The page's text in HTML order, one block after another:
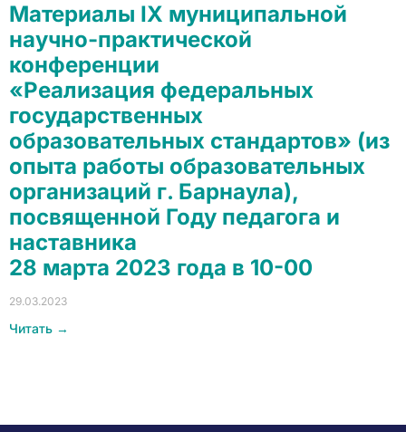
Материалы IX муниципальной
научно-практической
конференции
«Реализация федеральных
государственных
образовательных стандартов» (из
опыта работы образовательных
организаций г. Барнаула),
посвященной Году педагога и
наставника
28 марта 2023 года в 10-00
29.03.2023
Читать →